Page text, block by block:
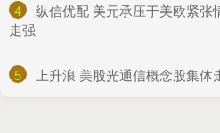
4
纵信优配 美元承压于美欧紧张
走强
5 上升浪 美股光通信概念股集体